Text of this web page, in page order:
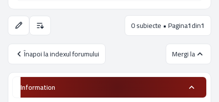
Opţiuni de sortare şi afişare. 0 subiecte • Pagina1din1
Înapoi la indexul forumului Mergi la
Information